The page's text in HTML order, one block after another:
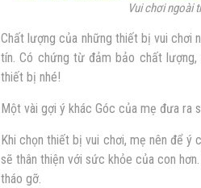
Vui chơi ngoài
Chất lượng của những thiết bị vui chơi
tín. Có chứng từ đảm bảo chất
thiết bị nhé!
Một vài gợi ý khác Góc của mẹ đưa ra
Khi chọn thiết bị vui chơi, mẹ nên để
sẽ thân thiện với sức khỏe của con
tháo gỡ.